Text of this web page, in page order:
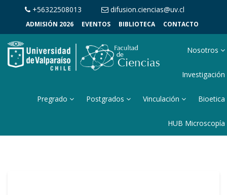
+56322508013 difusion.ciencias@uv.cl
ADMISIÓN 2026 EVENTOS BIBLIOTECA CONTACTO
Nosotros
Investigación
Pregrado Postgrados Vinculación Bioetica
HUB Microscopía